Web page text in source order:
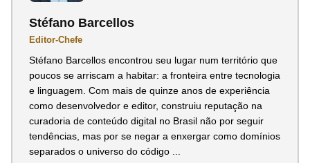
Stéfano Barcellos
Editor-Chefe
Stéfano Barcellos encontrou seu lugar num território que
poucos se arriscam a habitar: a fronteira entre tecnologia
e linguagem. Com mais de quinze anos de experiência
como desenvolvedor e editor, construiu reputação na
curadoria de conteúdo digital no Brasil não por seguir
tendências, mas por se negar a enxergar como domínios
separados o universo do código ...